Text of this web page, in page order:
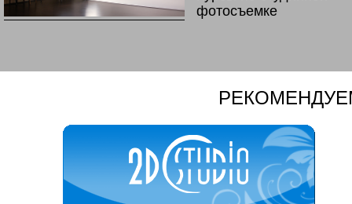
фотосъемке